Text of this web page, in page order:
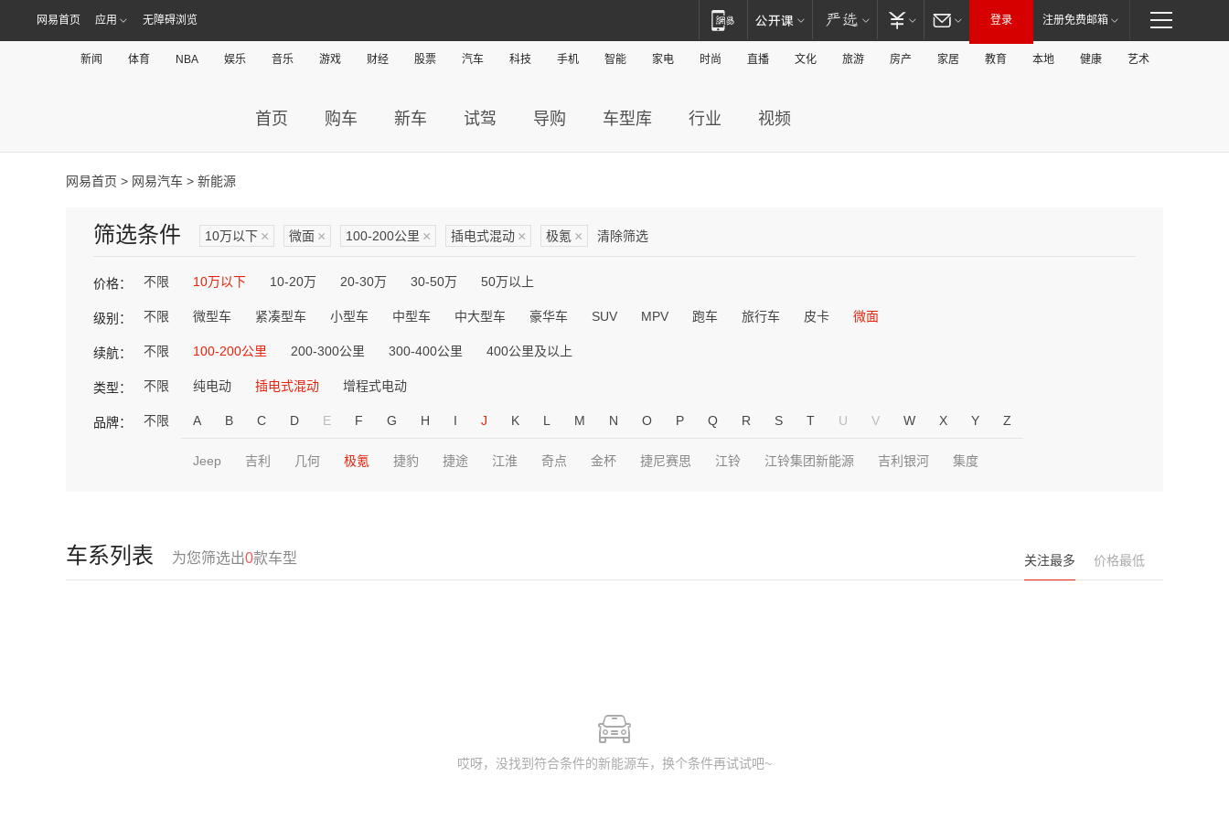
网易首页 应用 无障碍浏览 登录 注册免费邮箱
新闻 体育 NBA 娱乐 音乐 游戏 财经 股票 汽车 科技 手机 智能 家电 时尚 直播 文化 旅游 房产 家居 教育 本地 健康 艺术
首页 购车 新车 试驾 导购 车型库 行业 视频
网易首页 > 网易汽车 > 新能源
筛选条件 10万以下 × 微面 × 100-200公里 × 插电式混动 × 极氪 × 清除筛选
价格： 不限 10万以下 10-20万 20-30万 30-50万 50万以上
级别： 不限 微型车 紧凑型车 小型车 中型车 中大型车 豪华车 SUV MPV 跑车 旅行车 皮卡 微面
续航： 不限 100-200公里 200-300公里 300-400公里 400公里及以上
类型： 不限 纯电动 插电式混动 增程式电动
品牌： 不限 A B C D E F G H I J K L M N O P Q R S T U V W X Y Z
Jeep 吉利 几何 极氪 捷豹 捷途 江淮 奇点 金杯 捷尼赛思 江铃 江铃集团新能源 吉利银河 集度
车系列表 为您筛选出0款车型 关注最多 价格最低
哎呀，没找到符合条件的新能源车，换个条件再试试吧~